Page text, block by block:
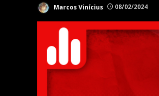
Marcos Vinícius 08/02/2024